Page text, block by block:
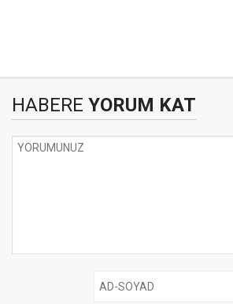
HABERE YORUM KAT